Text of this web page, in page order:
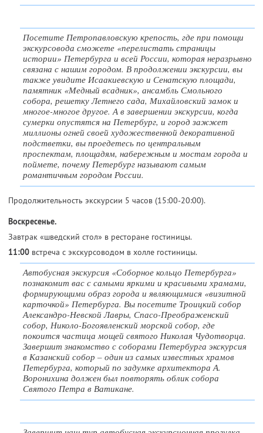
Посетите Петропавловскую крепость, где при помощи
экскурсовода сможете «перелистать страницы
истории» Петербурга и всей России, которая неразрывно
связана с нашим городом. В продолжении экскурсии, вы
также увидите Исаакиевскую и Сенатскую площади,
памятник «Медный всадник», ансамбль Смольного
собора, решетку Летнего сада, Михайловский замок и
многое-многое другое. А в завершении экскурсии, когда
сумерки опустятся на Петербург, и город зажжет
миллионы огней своей художественной декоративной
подстветки, вы проедетесь по центральным
проспектам, площадям, набережным и мостам города и
поймете, почему Петербург называют самым
романтичным городом России.
Продолжительность экскурсии 5 часов (15:00-20:00).
Воскресенье.
Завтрак «шведский стол» в ресторане гостиницы.
11:00 встреча с экскурсоводом в холле гостиницы.
Автобусная экскурсия «Соборное кольцо Петербурга»
познакомит вас с самыми яркими и красивыми храмами,
формирующими образ города и являющимися «визитной
карточкой» Петербурга. Вы посетите Троицкий собор
Александро-Невской Лавры, Спасо-Преображенский
собор, Николо-Богоявленский морской собор, где
покоится частица мощей святого Николая Чудотворца.
Завершит знакомство с соборами Петербурга экскурсия
в Казанский собор – один из самых известных храмов
Петербурга, который по задумке архитектора А.
Воронихина должен был повторять облик собора
Святого Петра в Ватикане.